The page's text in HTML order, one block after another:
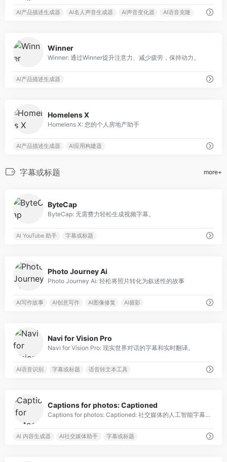
AI产品描述生成器 AI名人声音生成器 AI声音变化器 AI语音克隆
Winner
Winner: 通过Winner提升注意力、减少疲劳，保持动力。
AI产品描述生成器
Homelens X
Homelens X: 您的个人房地产助手
AI产品描述生成器 AI应用构建器
字幕或标题 more+
ByteCap
ByteCap: 无需费力轻松生成视频字幕。
AI YouTube 助手 字幕或标题
Photo Journey Ai
Photo Journey Ai: 轻松将照片转化为叙述性的故事
AI写作故事 AI创意写作 AI图像修复 AI摄影
Navi for Vision Pro
Navi for Vision Pro: 现实世界对话的字幕和实时翻译。
AI语音识别 字幕或标题 语音转文本工具
Captions for photos: Captioned
Captions for photos: Captioned: 社交媒体的人工智能字幕生成器
AI 内容生成器 AI社交媒体助手 字幕或标题